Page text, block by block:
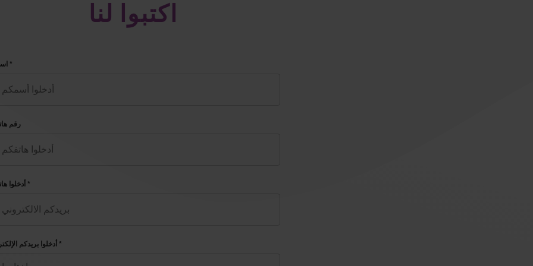
اكتبوا لنا
اسمكم *
رقم
أدخلوا هاتفكم *
أدخلوا بريدكم الإلكتروني *